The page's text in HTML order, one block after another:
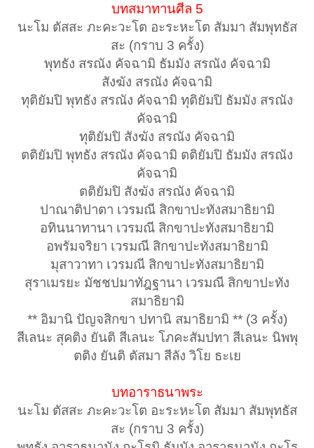
บทสมาทานศีล 5
นะโม ตัสสะ ภะคะวะโต อะระหะโต สัมมา สัมพุทธัส
สะ (กราบ 3 ครั้ง)
พุทธัง สรณัง คัจฉามิ ธัมมัง สรณัง คัจฉามิ
สังฆัง สรณัง คัจฉามิ
ทุติยัมปิ พุทธัง สรณัง คัจฉามิ ทุติยัมปิ ธัมมัง สรณัง
คัจฉามิ
ทุติยัมปิ สังฆัง สรณัง คัจฉามิ
ตติยัมปิ พุทธัง สรณัง คัจฉามิ ตติยัมปิ ธัมมัง สรณัง
คัจฉามิ
ตติยัมปิ สังฆัง สรณัง คัจฉามิ
ปาณาติปาตา เวรมณี สิกขาปะทังสมาธิยามิ
อทินนาทานา เวรมณี สิกขาปะทังสมาธิยามิ
อพรัมจริยา เวรมณี สิกขาปะทังสมาธิยามิ
มุสาวาทา เวรมณี สิกขาปะทังสมาธิยามิ
สุราเมรยะ มัชชปมาทัฎฐานา เวรมณี สิกขาปะทัง
สมาธิยามิ
** อิมานิ ปัญจสิกขา ปทานิ สมาธิยามิ ** (3 ครั้ง)
สีเลนะ สุคติง ยันติ สีเลนะ โภคะสัมปทา สีเลนะ นิพพุ
ตติง ยันติ ตัสมา สีลัง วิโย ธะเย
บทอาราธนาพระ
นะโม ตัสสะ ภะคะวะโต อะระหะโต สัมมา สัมพุทธัส
สะ (กราบ 3 ครั้ง)